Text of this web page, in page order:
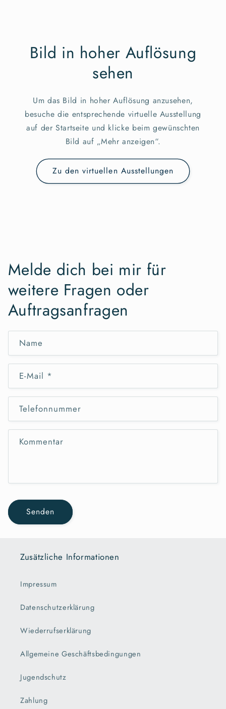
Bild in hoher Auflösung
sehen
Um das Bild in hoher Auflösung anzusehen,
besuche die entsprechende virtuelle Ausstellung
auf der Startseite und klicke beim gewünschten
Bild auf „Mehr anzeigen“.
Zu den virtuellen Ausstellungen
Melde dich bei mir für
weitere Fragen oder
Auftragsanfragen
Name
E-Mail *
Telefonnummer
Kommentar
Senden
Zusätzliche Informationen
Impressum
Datenschutzerklärung
Wiederrufserklärung
Allgemeine Geschäftsbedingungen
Jugendschutz
Zahlung